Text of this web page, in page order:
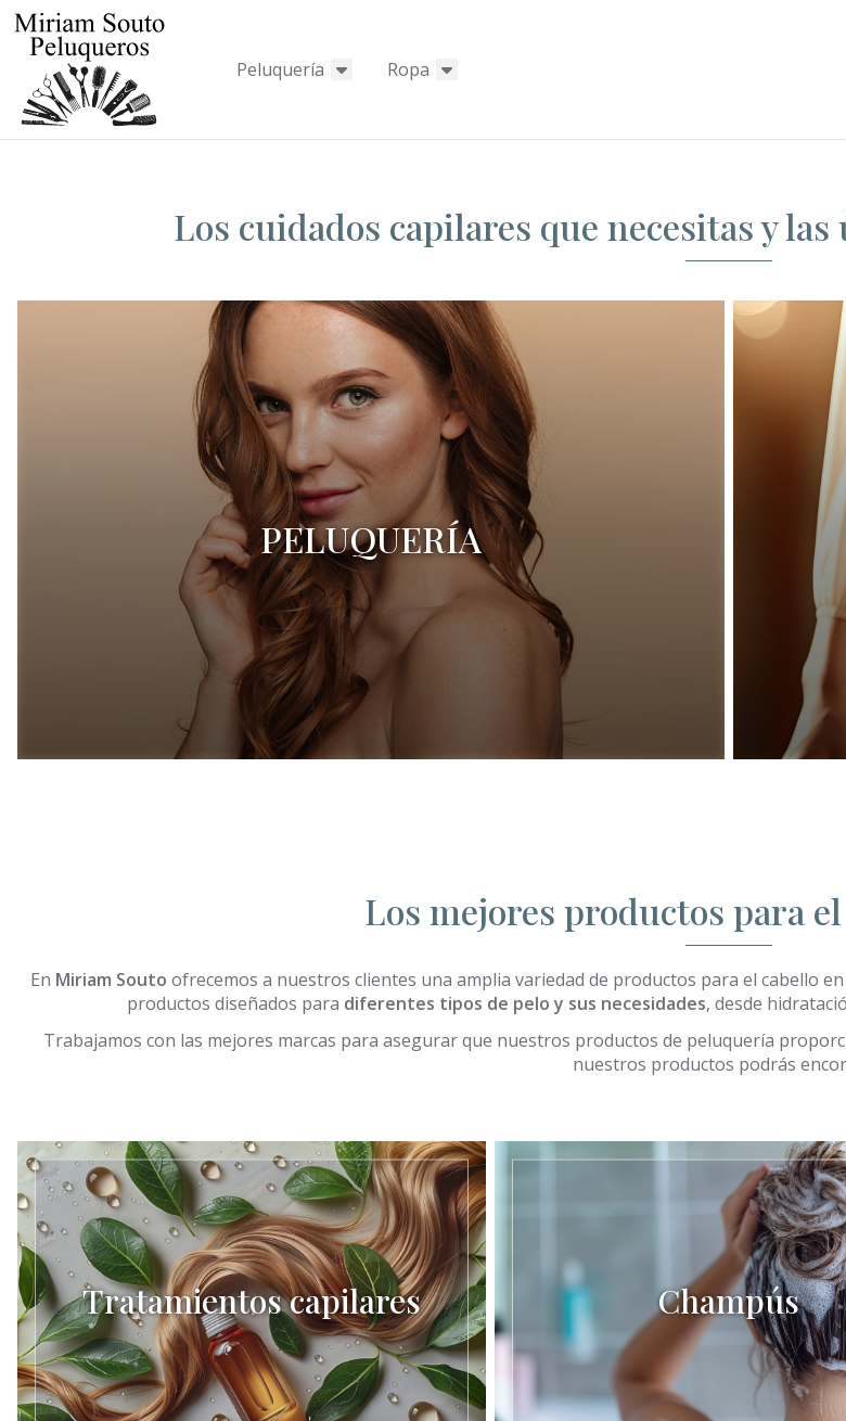
Peluquería Ropa
Los cuidados capilares que necesitas y
PELUQUERÍA
Los mejores productos para
En Miriam Souto ofrecemos a nuestros clientes una amplia variedad de productos para el cabello
productos diseñados para diferentes tipos de pelo y sus necesidades, desde
Trabajamos con las mejores marcas para asegurar que nuestros productos de peluquería
nuestros productos podrás
Tratamientos capilares Champús